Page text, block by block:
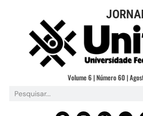
Volume 6 | Número 60 |